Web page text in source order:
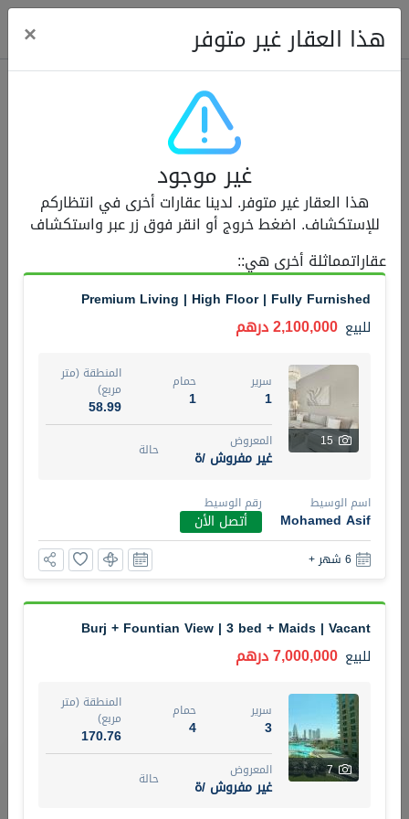
شقة للبيع 1,350,000 درهم
4
سرير
1
2
مربع)
المعروض
مفروش/ة جزئيا
اسم الوسيط
MOHAMMED ARSHAD SAIYED
رقم الوسيط
أتصل الأن
2BR Golf, Pool & Villa View | 3 Bathrooms | 1,274.77 Sq
Ft | Ellington House II
شقة للبيع 4,100,000 درهم
سرير
2
حمام
3
المنطقة (متر
118.34
الخريطة
اسم الوسيط
TATIANA VEBER
رقم الوسيط
أتصل الأن تصفية
هذا العقار غير متوفر ×
غير موجود
هذا العقار غير متوفر. لدينا عقارات أخرى في انتظاركم
للإستكشاف. اضغط خروج أو انقر فوق زر عبر واستكشاف
عقاراتمماثلة أخرى هي::
Premium Living | High Floor | Fully Furnished
للبيع 2,100,000 درهم
15
سرير
1
حمام
1
المنطقة (متر
مربع)
58.99
المعروض
غير مفروش /ة حالة
اسم الوسيط
Mohamed Asif
رقم الوسيط
أتصل الأن
6 شهر +
Burj + Fountian View | 3 bed + Maids | Vacant
للبيع 7,000,000 درهم
7
سرير
3
حمام
4
المنطقة (متر
مربع)
170.76
المعروض
غير مفروش /ة حالة